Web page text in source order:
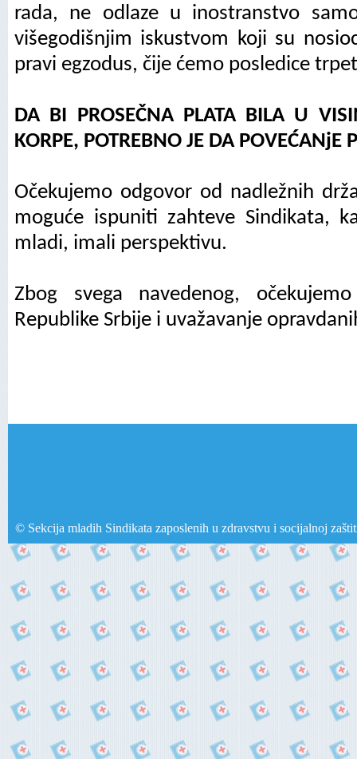
rada, ne odlaze u inostranstvo
višegodišnjim iskustvom koji su
pravi egzodus, čije ćemo posledice
DA BI PROSEČNA PLATA BILA U
KORPE, POTREBNO JE DA POVEĆANјE
Očekujemo odgovor od nadležnih
moguće ispuniti zahteve Sindikata,
mladi, imali perspektivu.
Zbog svega navedenog,
Republike Srbije i uvažavanje
© Sekcija mladih Sindikata zaposlenih u zdravstvu i socijalnoj